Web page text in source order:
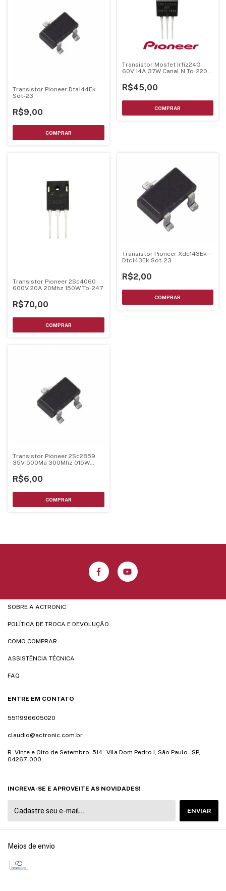
Transistor Pioneer Dta144Ek
Sot-23
R$9,00
Transistor Mosfet Irfiz24G
60V 14A 37W Canal N To-220F
R$45,00
Transistor Pioneer 2Sc4060
600V 20A 20Mhz 150W To-247
R$70,00
Transistor Pioneer Xdc143Ek =
Dtc143Ek Sot-23
R$2,00
Transistor Pioneer 2Sc2859
35V 500Ma 300Mhz 015W
R$6,00
SOBRE A ACTRONIC
POLÍTICA DE TROCA E DEVOLUÇÃO
COMO COMPRAR
ASSISTÊNCIA TÉCNICA
FAQ
ENTRE EM CONTATO
5511996605020
claudio@actronic.com.br
R. Vinte e Oito de Setembro, 514 - Vila Dom Pedro I, São Paulo - SP,
04267-000
INCREVA-SE E APROVEITE AS NOVIDADES!
Meios de envio